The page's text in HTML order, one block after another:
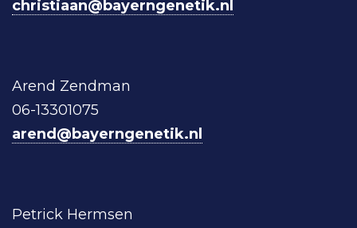
christiaan@bayerngenetik.nl
Arend Zendman
06-13301075
arend@bayerngenetik.nl
Petrick Hermsen